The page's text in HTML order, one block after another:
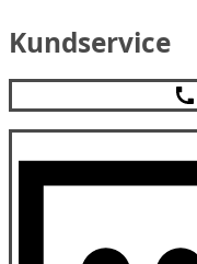
Kundservice